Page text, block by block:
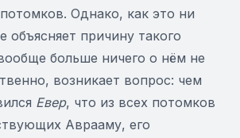
Однако, как это ни
объясняет причину такого
больше ничего о нём не
возникает вопрос: чем
Евер, что из всех потомков
Аврааму, его